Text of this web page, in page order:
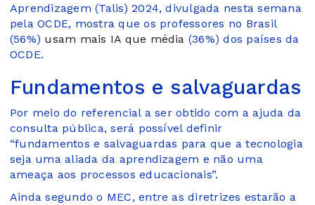
Aprendizagem (Talis) 2024, divulgada nesta semana
pela OCDE, mostra que os professores no Brasil
(56%) usam mais IA que média (36%) dos países da
OCDE.
Fundamentos e salvaguardas
Por meio do referencial a ser obtido com a ajuda da
consulta pública, será possível definir
“fundamentos e salvaguardas para que a tecnologia
seja uma aliada da aprendizagem e não uma
ameaça aos processos educacionais”.
Ainda segundo o MEC, entre as diretrizes estarão a